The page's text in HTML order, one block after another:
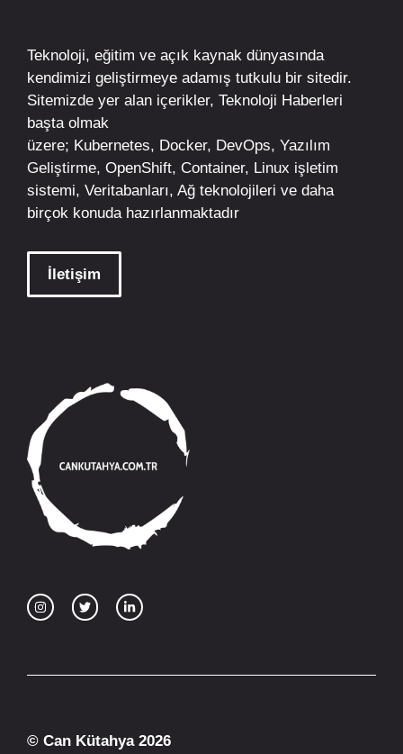
Teknoloji, eğitim ve açık kaynak dünyasında
kendimizi geliştirmeye adamış tutkulu bir sitedir.
Sitemizde yer alan içerikler, Teknoloji Haberleri
başta olmak
üzere; Kubernetes, Docker, DevOps, Yazılım
Geliştirme, OpenShift, Container, Linux işletim
sistemi, Veritabanları, Ağ teknolojileri ve daha
birçok konuda hazırlanmaktadır
İletişim
© Can Kütahya 2026